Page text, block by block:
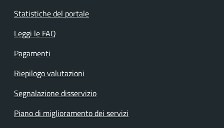
Statistiche del portale
Leggi le FAQ
Pagamenti
Riepilogo valutazioni
Segnalazione disservizio
Piano di miglioramento dei servizi